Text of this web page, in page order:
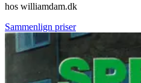
hos williamdam.dk
Sammenlign priser